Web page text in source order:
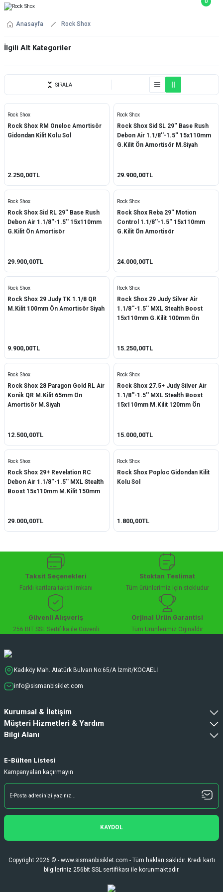
0
Anasayfa Rock Shox
İlgili Alt Kategoriler
YEDEK PARÇA
SIRALA
Rock Shox
Rock Shox RM Oneloc Amortisör
Gidondan Kilit Kolu Sol
2.250,00TL
Rock Shox
Rock Shox Sid SL 29'' Base Rush
Debon Air 1.1/8''-1.5'' 15x110mm
G.Kilit Ön Amortisör M.Siyah
29.900,00TL
Rock Shox
Rock Shox Sid RL 29'' Base Rush
Debon Air 1.1/8''-1.5'' 15x110mm
G.Kilit Ön Amortisör
29.900,00TL
Rock Shox
Rock Shox Reba 29'' Motion
Control 1.1/8''-1.5'' 15x110mm
G.Kilit Ön Amortisör
24.000,00TL
Rock Shox
Rock Shox 29 Judy TK 1.1/8 QR
M.Kilit 100mm Ön Amortisör Siyah
9.900,00TL
Rock Shox
Rock Shox 29 Judy Silver Air
1.1/8''-1.5'' MXL Stealth Boost
15x110mm G.Kilit 100mm Ön
15.250,00TL
Rock Shox
Rock Shox 28 Paragon Gold RL Air
Konik QR M.Kilit 65mm Ön
Amortisör M.Siyah
12.500,00TL
Rock Shox
Rock Shox 27.5+ Judy Silver Air
1.1/8''-1.5'' MXL Stealth Boost
15x110mm M.Kilit 120mm Ön
15.000,00TL
Rock Shox
Rock Shox 29+ Revelation RC
Debon Air 1.1/8''-1.5'' MXL Stealth
Boost 15x110mm M.Kilit 150mm
29.000,00TL
Rock Shox
Rock Shox Poploc Gidondan Kilit
Kolu Sol
1.800,00TL
Taksit Seçenekleri
Farklı kartlara taksit imkanı
Stoktan Teslimat
Tüm ürünlerimiz için stokludur
Güvenli Alışveriş
256 BIT SSL Sertifika ile Güvenli
Orjinal Ürün Garantisi
Tüm Ürünlerimiz Orjinaldir
Kadıköy Mah. Atatürk Bulvarı No:65/A İzmit/KOCAELİ
info@sismanbisiklet.com
Kurumsal & İletişim
Müşteri Hizmetleri & Yardım
Bilgi Alanı
E-Bülten Listesi
Kampanyaları kaçırmayın
KAYDOL
Copyright 2026 © - www.sismanbisiklet.com - Tüm hakları saklıdır. Kredi kartı
bilgileriniz 256bit SSL sertifikası ile korunmaktadır.